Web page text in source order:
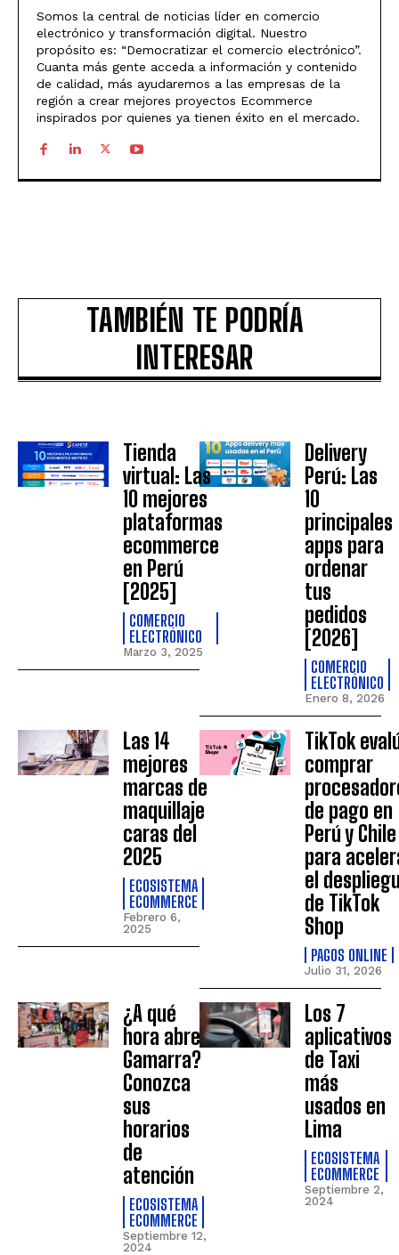
Somos la central de noticias líder en comercio
electrónico y transformación digital. Nuestro
propósito es: “Democratizar el comercio electrónico”.
Cuanta más gente acceda a información y contenido
de calidad, más ayudaremos a las empresas de la
región a crear mejores proyectos Ecommerce
inspirados por quienes ya tienen éxito en el mercado.
TAMBIÉN TE PODRÍA
INTERESAR
Tienda
virtual: Las
10 mejores
plataformas
ecommerce
en Perú
[2025]
COMERCIO
ELECTRÓNICO
Marzo 3, 2025
Delivery
Perú: Las
10
principales
apps para
ordenar
tus
pedidos
[2026]
COMERCIO
ELECTRÓNICO
Enero 8, 2026
Las 14
mejores
marcas de
maquillaje
caras del
2025
ECOSISTEMA
ECOMMERCE
Febrero 6,
2025
TikTok
comprar
de pago en
Perú y Chile
para
el
de TikTok
Shop
PAGOS ONLINE
Julio 31, 2026
¿A qué
hora abre
Gamarra?
Conozca
sus
horarios
de
atención
ECOSISTEMA
ECOMMERCE
Septiembre 12,
2024
Los 7
aplicativos
de Taxi
más
usados en
Lima
ECOSISTEMA
ECOMMERCE
Septiembre 2,
2024